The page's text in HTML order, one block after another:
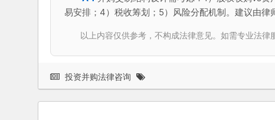
易安排；4）税收筹划；5）风险分配机制。建议由律
以上内容仅供参考，不构成法律意见。如需专业法
投资并购法律咨询